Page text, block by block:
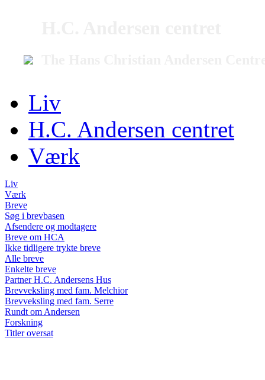
Liv
H.C. Andersen centret
Værk
Liv
Værk
Breve
Søg i brevbasen
Afsendere og modtagere
Breve om HCA
Ikke tidligere trykte breve
Alle breve
Enkelte breve
Partner H.C. Andersens Hus
Brevveksling med fam. Melchior
Brevveksling med fam. Serre
Rundt om Andersen
Forskning
Titler oversat